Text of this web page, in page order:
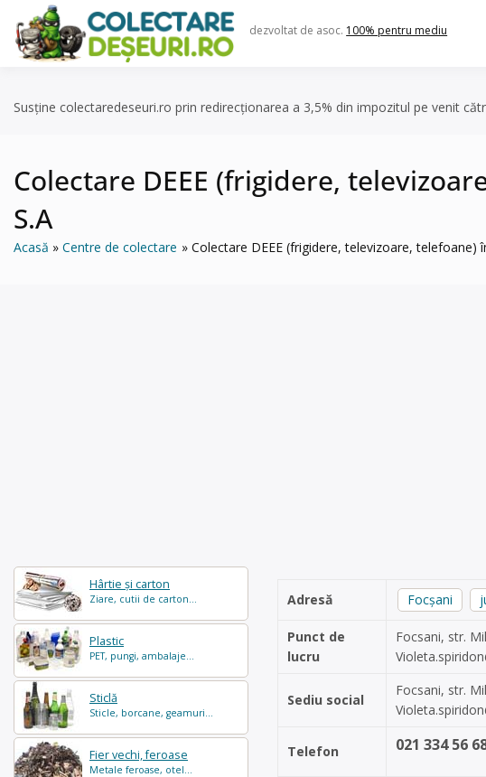
content
dezvoltat de asoc. 100% pentru mediu
Susține colectaredeseuri.ro prin redirecționarea a 3,5% din impozitul pe venit
Colectare DEEE (frigidere,
S.A
Acasă Centre de colectare Colectare DEEE (frigidere, televizoare, telefoane)
Hârtie și carton
Ziare, cutii de carton...
Plastic
PET, pungi, ambalaje...
Sticlă
Sticle, borcane, geamuri...
Fier vechi, feroase
Metale feroase, otel...
Adresă Focșani
Punct de
lucru
Focsani, str.
Sediu social
Focsani, str.
Telefon 021 334 56